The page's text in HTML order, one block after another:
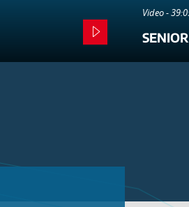
Video -